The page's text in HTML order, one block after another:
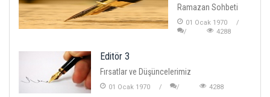
Ramazan Sohbeti
01 Ocak 1970
4288
Editör 3
Fırsatlar ve Düşüncelerimiz
01 Ocak 1970 4288